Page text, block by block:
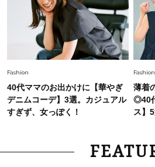
Fashion
40代ママのお出かけに【華やぎ
デニムコーデ】3選。カジュアル
すぎず、女っぽく！
Fashion
薄着
◎40
ス】